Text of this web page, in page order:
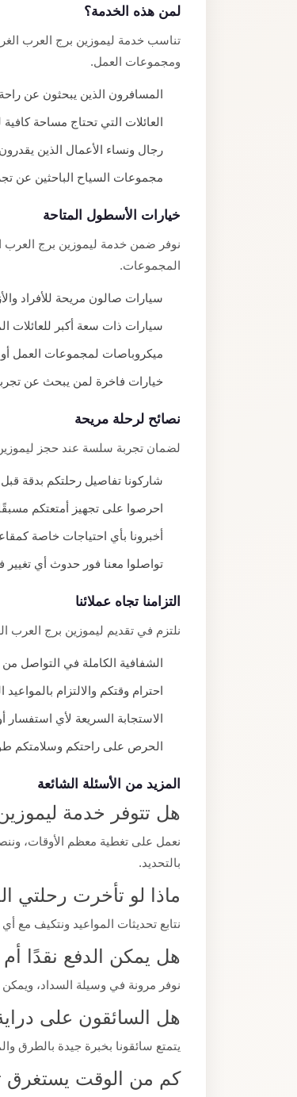
لمن هذه الخدمة؟
تناسب خدمة ليموزين برج العرب
ومجموعات العمل.
المسافرون الذين يبحثون عن
العائلات التي تحتاج مساحة كافية
رجال ونساء الأعمال الذين يقدرون
مجموعات السياح الباحثين عن
خيارات الأسطول المتاحة
نوفر ضمن خدمة ليموزين برج العرب
المجموعات.
سيارات صالون مريحة للأفراد
سيارات ذات سعة أكبر للعائلات
ميكروباصات لمجموعات العمل أو
خيارات فاخرة لمن يبحث عن
نصائح لرحلة مريحة
لضمان تجربة سلسة عند حجز ليموزين
شاركونا تفاصيل رحلتكم بدقة
احرصوا على تجهيز أمتعتكم
أخبرونا بأي احتياجات خاصة
تواصلوا معنا فور حدوث أي
التزامنا تجاه عملائنا
نلتزم في تقديم ليموزين برج العرب
الشفافية الكاملة في التواصل
احترام وقتكم والالتزام بالمواعيد
الاستجابة السريعة لأي استفسار
الحرص على راحتكم وسلامتكم
المزيد من الأسئلة الشائعة
هل تتوفر خدمة
نعمل على تغطية معظم الأوقات،
بالتحديد.
ماذا لو تأخرت رحلتي
نتابع تحديثات المواعيد ونتكيف مع
هل يمكن الدفع نقدًا
نوفر مرونة في وسيلة السداد،
هل السائقون على
يتمتع سائقونا بخبرة جيدة بالطرق
كم من الوقت يستغرق